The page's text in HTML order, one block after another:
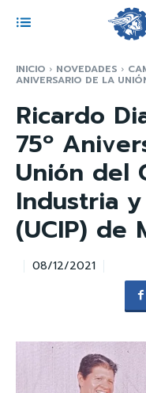
INICIO NOVEDADES
ANIVERSARIO DE LA
Ricardo
75º
Unión del
Industria
(UCIP) de
08/12/2021